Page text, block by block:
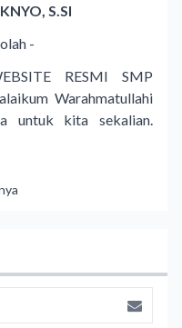
S.SI
-
RESMI SMP
Warahmatullahi
untuk kita sekalian.